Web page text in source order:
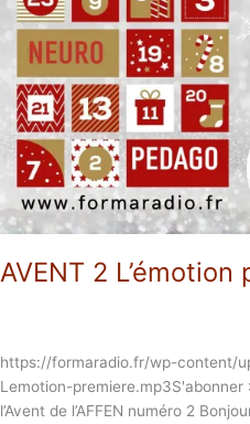
AVENT 2 L’émotion
https://formaradio.fr/wp-content/
Lemotion-premiere.mp3S'abonner
l’Avent de l’AFFEN numéro 2
L’émotion
première